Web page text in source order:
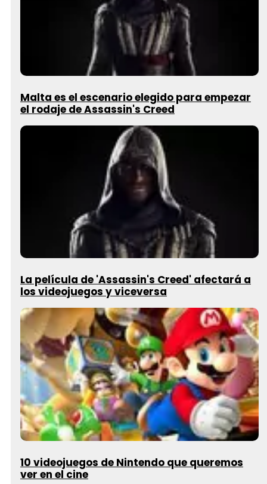
Malta es el escenario elegido para empezar
el rodaje de Assassin's Creed
La película de 'Assassin's Creed' afectará a
los videojuegos y viceversa
10 videojuegos de Nintendo que queremos
ver en el cine